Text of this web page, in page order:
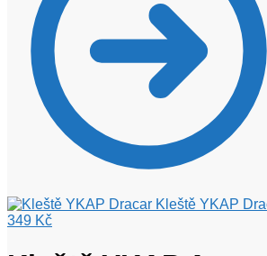
Kleště YKAP
349 Kč